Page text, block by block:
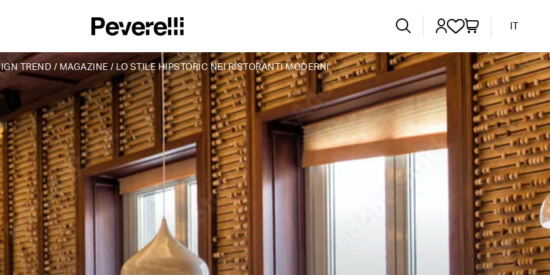
IT
TREND / MAGAZINE / LO STILE HIPSTORIC NEI RISTORANTI MODERNI